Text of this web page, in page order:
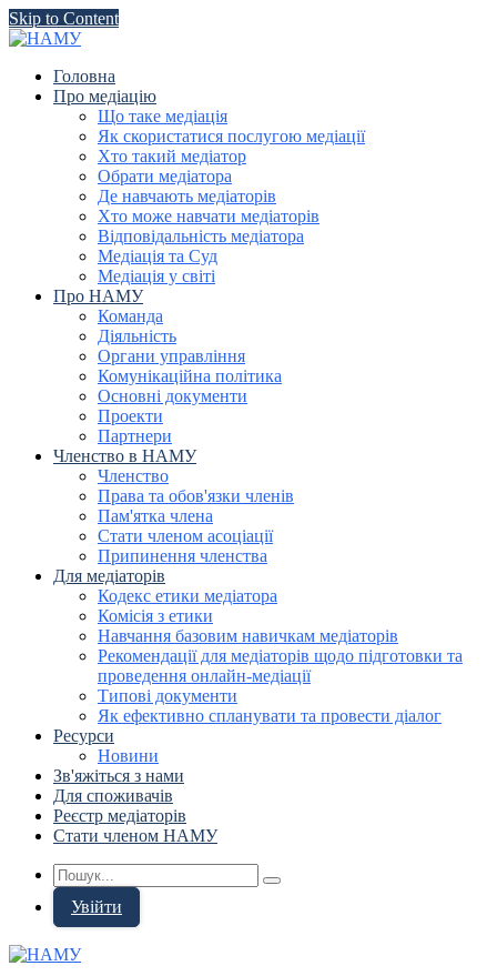
Skip to Content
Головна
Про медіацію
Що таке медіація
Як скористатися послугою медіації
Хто такий медіатор
Обрати медіатора
Де навчають медіаторів
Хто може навчати медіаторів
Відповідальність медіатора
Медіація та Суд
Медіація у світі
Про НАМУ
Команда
Діяльність
Органи управління
Комунікаційна політика
Основні документи
Проекти
Партнери
Членство в НАМУ
Членство
Права та обов'язки членів
Пам'ятка члена
Стати членом асоціації
Припинення членства
Для медіаторів
Кодекс етики медіатора
Комісія з етики
Навчання базовим навичкам медіаторів
Рекомендації для медіаторів щодо підготовки та
проведення онлайн-медіації
Типові документи
Як ефективно спланувати та провести діалог
Ресурси
Новини
Зв'яжіться з нами
Для споживачів
Реєстр медіаторів
Стати членом НАМУ
Увійти